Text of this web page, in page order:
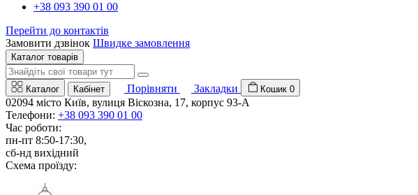
+38 093 390 01 00
Перейти до контактів
Замовити дзвінок Швидке замовлення
Каталог товарів
Каталог Кабінет Порівняти Закладки Кошик 0
02094 місто Київ, вулиця Віскозна, 17, корпус 93-А
Телефони: +38 093 390 01 00
Час роботи:
пн-пт 8:50-17:30,
сб-нд вихідний
Схема проїзду: